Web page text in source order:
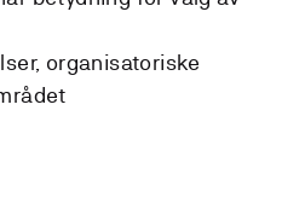
organisatoriske